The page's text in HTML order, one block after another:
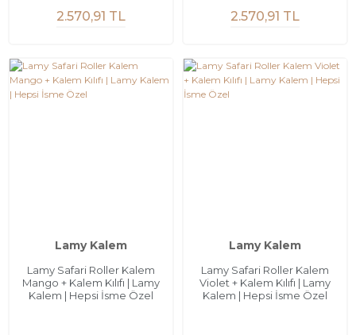
2.570,91 TL 2.570,91 TL
Lamy Kalem
Lamy Safari Roller Kalem
Mango + Kalem Kılıfı | Lamy
Kalem | Hepsi İsme Özel
Lamy Kalem
Lamy Safari Roller Kalem
Violet + Kalem Kılıfı | Lamy
Kalem | Hepsi İsme Özel